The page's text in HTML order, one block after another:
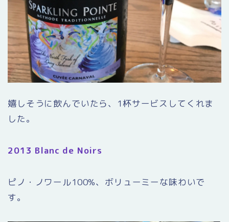
嬉しそうに飲んでいたら、1杯サービスしてくれま
した。
2013 Blanc de Noirs
ピノ・ノワール100%、ボリューミーな味わいで
す。